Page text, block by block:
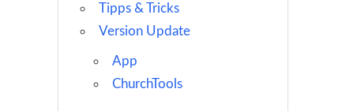
Tipps & Tricks
Version Update
App
ChurchTools